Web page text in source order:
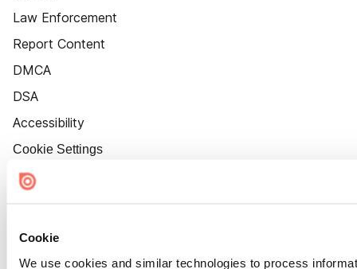
Cookie
We use cookies and similar technologies to process
Law Enforcement
Report Content
DMCA
DSA
Accessibility
Cookie Settings